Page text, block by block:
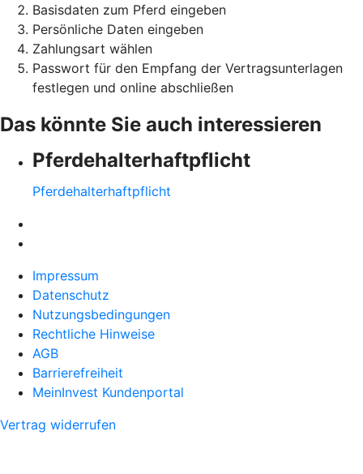
Basisdaten zum Pferd eingeben
Persönliche Daten eingeben
Zahlungsart wählen
Passwort für den Empfang der Vertragsunterlagen
festlegen und online abschließen
Das könnte Sie auch interessieren
Pferdehalter­haftpflicht
Pferdehalter­haftpflicht
Impressum
Datenschutz
Nutzungsbedingungen
Rechtliche Hinweise
AGB
Barrierefreiheit
MeinInvest Kundenportal
Vertrag widerrufen